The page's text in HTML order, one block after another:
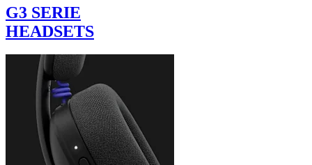
G3 SERIE
HEADSETS